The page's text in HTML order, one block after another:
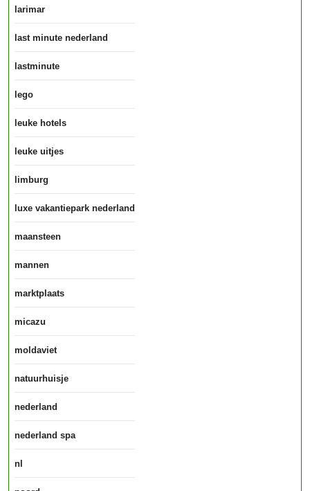
larimar
last minute nederland
lastminute
lego
leuke hotels
leuke uitjes
limburg
luxe vakantiepark nederland
maansteen
mannen
marktplaats
micazu
moldaviet
natuurhuisje
nederland
nederland spa
nl